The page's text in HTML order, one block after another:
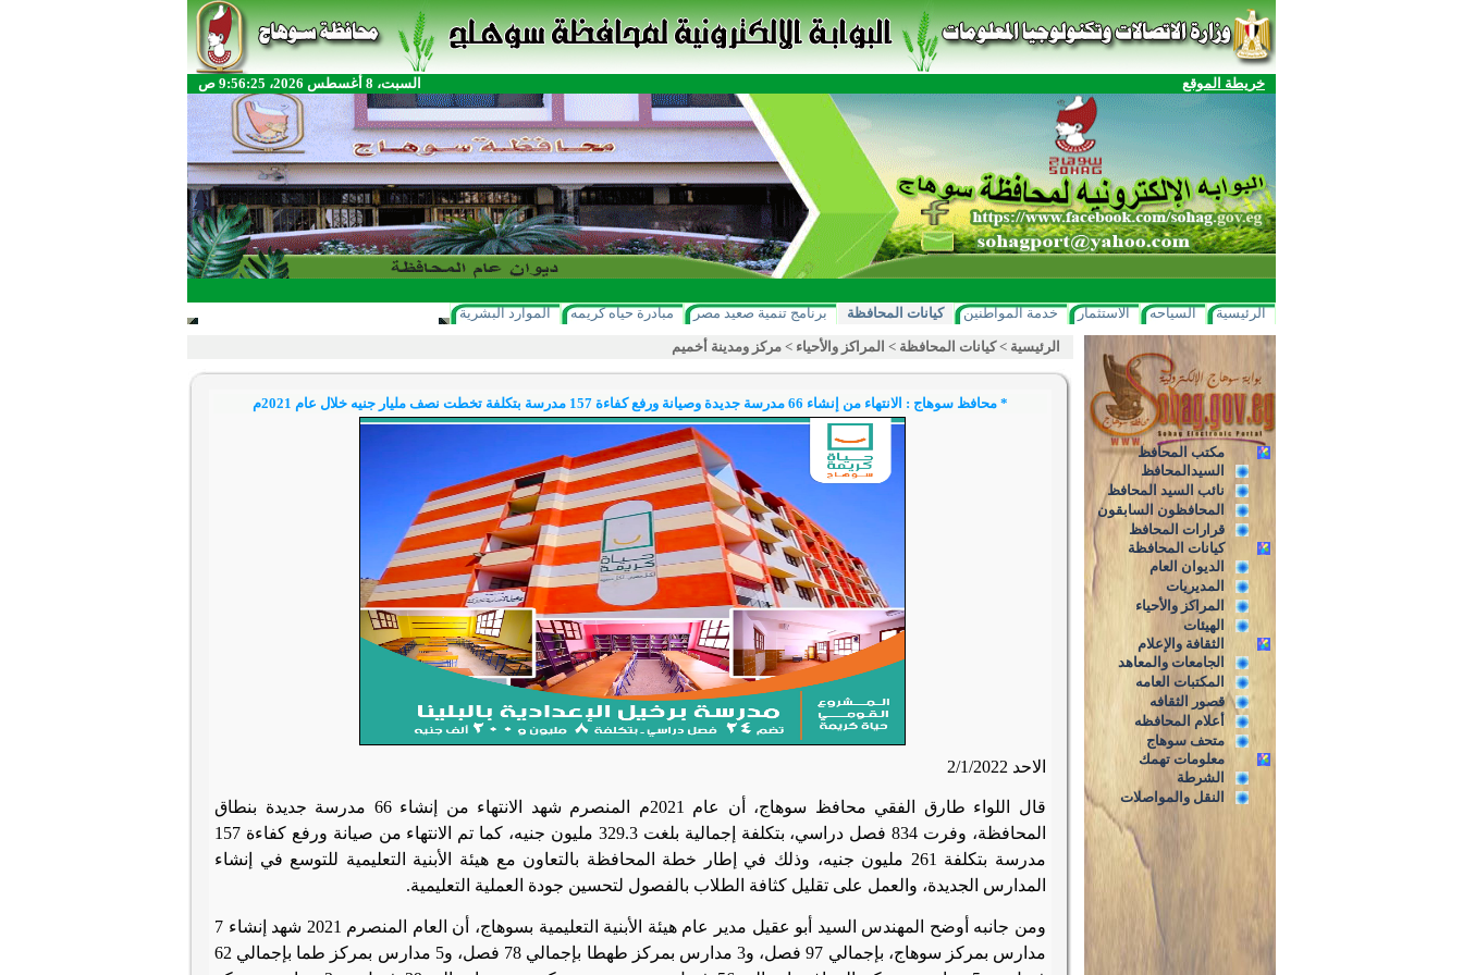
خريطة الموقع السبت، 8 أغسطس 2026، 9:56:25 ص
الرئيسية السياحه الاستثمار خدمة المواطنين كيانات المحافظة برنامج تنمية صعيد مصر مبادرة حياه كريمه الموارد البشرية
مكتب المحافظ
السيدالمحافظ
نائب السيد المحافظ
المحافظون السابقون
قرارات المحافظ
كيانات المحافظة
الديوان العام
المديريات
المراكز والأحياء
الهيئات
الثقافة والإعلام
الجامعات والمعاهد
المكتبات العامه
قصور الثقافه
أعلام المحافظه
متحف سوهاج
معلومات تهمك
الشرطة
النقل والمواصلات
الرئيسية >كيانات المحافظة > المراكز والأحياء > مركز ومدينة أخميم
* محافظ سوهاج : الانتهاء من إنشاء 66 مدرسة جديدة وصيانة ورفع كفاءة 157 مدرسة بتكلفة تخطت نصف مليار جنيه خلال عام 2021م
الاحد 2/1/2022
قال اللواء طارق الفقي محافظ سوهاج، أن عام 2021م المنصرم شهد الانتهاء من إنشاء 66 مدرسة جديدة بنطاق
المحافظة، وفرت 834 فصل دراسي، بتكلفة إجمالية بلغت 329.3 مليون جنيه، كما تم الانتهاء من صيانة ورفع كفاءة 157
مدرسة بتكلفة 261 مليون جنيه، وذلك في إطار خطة المحافظة بالتعاون مع هيئة الأبنية التعليمية للتوسع في إنشاء
المدارس الجديدة، والعمل على تقليل كثافة الطلاب بالفصول لتحسين جودة العملية التعليمية.
ومن جانبه أوضح المهندس السيد أبو عقيل مدير عام هيئة الأبنية التعليمية بسوهاج، أن العام المنصرم 2021 شهد إنشاء 7
مدارس بمركز سوهاج، بإجمالي 97 فصل، و3 مدارس بمركز طهطا بإجمالي 78 فصل، و5 مدارس بمركز طما بإجمالي 62